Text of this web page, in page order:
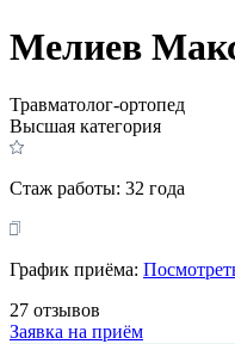
Мелиев
Травматолог-ортопед
Высшая категория
Стаж работы: 32 года
График приёма:
27 отзывов
Заявка на приём